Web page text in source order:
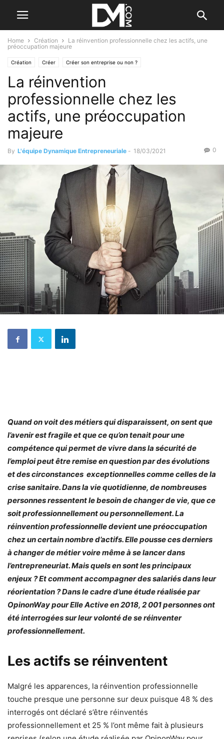
Home Création
La réinvention professionnelle chez les actifs, une
préoccupation majeure
Création Créer Créer son entreprise ou non ?
La réinvention
professionnelle chez les
actifs, une préoccupation
majeure
By L'équipe Dynamique Entrepreneuriale - 18/03/2021 0
Quand on voit des métiers qui disparaissent, on sent que
l’avenir est fragile et que ce qu’on tenait pour une
compétence qui permet de vivre dans la sécurité de
l’emploi peut être remise en question par des évolutions
et des circonstances exceptionnelles comme celles de la
crise sanitaire. Dans la vie quotidienne, de nombreuses
personnes ressentent le besoin de changer de vie, que ce
soit professionnellement ou personnellement. La
réinvention professionnelle devient une préoccupation
chez un certain nombre d’actifs. Elle pousse ces derniers
à changer de métier voire même à se lancer dans
l’entrepreneuriat. Mais quels en sont les principaux
enjeux ? Et comment accompagner des salariés dans leur
réorientation ? Dans le cadre d’une étude réalisée par
OpinonWay pour Elle Active en 2018, 2 001 personnes ont
été interrogées sur leur volonté de se réinventer
professionnellement.
Les actifs se réinventent
Malgré les apparences, la réinvention professionnelle
touche presque une personne sur deux puisque 48 % des
interrogés ont déclaré s’être réinventés
professionnellement et 25 % l’ont même fait à plusieurs